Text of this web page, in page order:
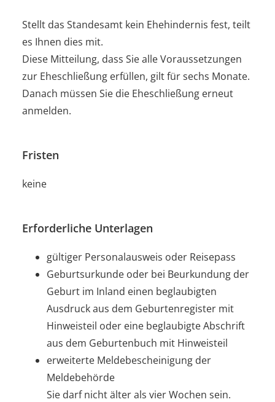
Stellt das Standesamt kein Ehehindernis fest, teilt
es Ihnen dies mit.
Diese Mitteilung, dass Sie alle Voraussetzungen
zur Eheschließung erfüllen, gilt für sechs Monate.
Danach müssen Sie die Eheschließung erneut
anmelden.
Fristen
keine
Erforderliche Unterlagen
gültiger Personalausweis oder Reisepass
Geburtsurkunde oder bei Beurkundung der
Geburt im Inland einen beglaubigten
Ausdruck aus dem Geburtenregister mit
Hinweisteil oder eine beglaubigte Abschrift
aus dem Geburtenbuch mit Hinweisteil
erweiterte Meldebescheinigung der
Meldebehörde
Sie darf nicht älter als vier Wochen sein.